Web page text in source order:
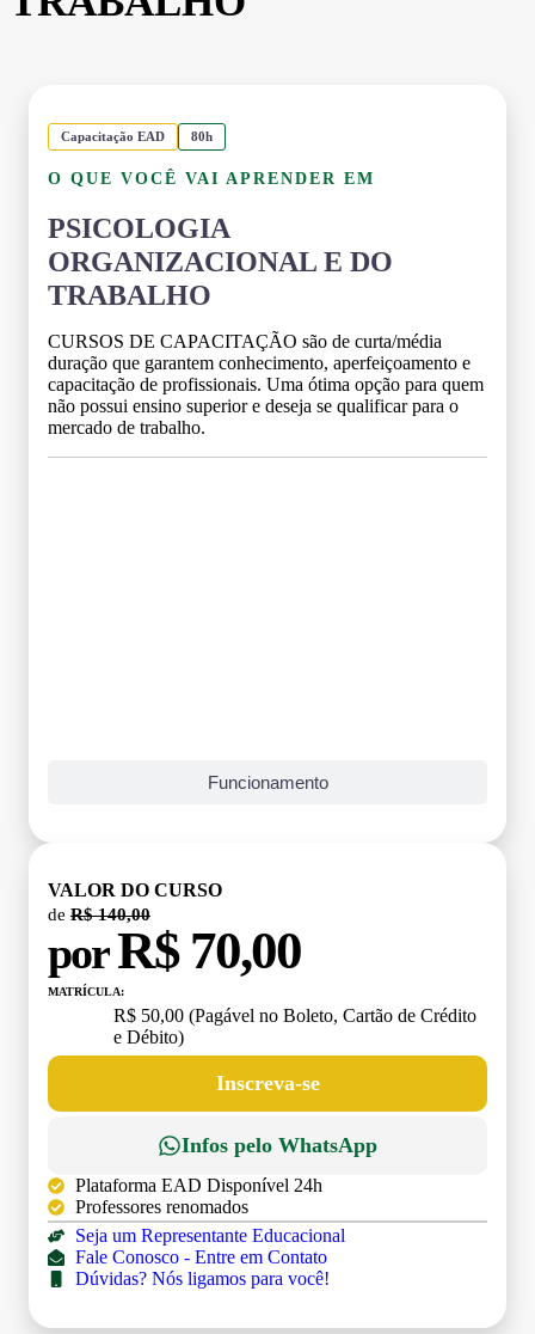
Capacitação EAD 80h
O QUE VOCÊ VAI APRENDER EM
PSICOLOGIA
ORGANIZACIONAL E DO
TRABALHO
CURSOS DE CAPACITAÇÃO são de curta/média
duração que garantem conhecimento, aperfeiçoamento e
capacitação de profissionais. Uma ótima opção para quem
não possui ensino superior e deseja se qualificar para o
mercado de trabalho.
Funcionamento
VALOR DO CURSO
de R$ 140,00
porR$ 70,00
MATRÍCULA:
R$ 50,00 (Pagável no Boleto, Cartão de Crédito
e Débito)
Inscreva-se
Infos pelo WhatsApp
Plataforma EAD Disponível 24h
Professores renomados
Seja um Representante Educacional
Fale Conosco - Entre em Contato
Dúvidas? Nós ligamos para você!